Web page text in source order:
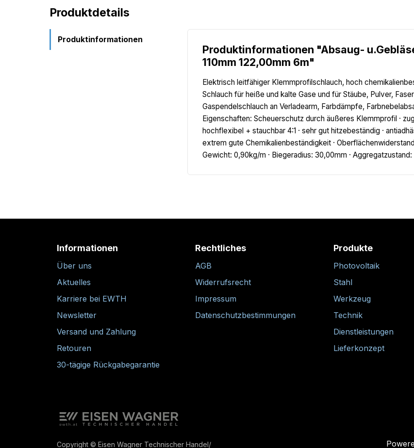
Produktdetails
Produktinformationen
Produktinformationen "Absaug-
110mm 122,00mm 6m"
Elektrisch leitfähiger Klemmprofilschlauch, hoch
Schlauch für heiße und kalte Gase und für Stäube, Pulver,
Gaspendelschlauch an Verladearm, Farbdämpfe,
Eigenschaften: Scheuerschutz durch äußeres Klemmprofil ·
hochflexibel + stauchbar 4:1 · sehr gut hitzebeständig ·
extrem gute Chemikalienbeständigkeit ·
Gewicht: 0,90kg/m · Biegeradius: 30,00mm ·
Informationen
Über uns
Aktuelles
Karriere bei EWTH
Newsletter
Versand und Zahlung
Retouren
30-tägige Rückgabegarantie
Rechtliches
AGB
Widerrufsrecht
Impressum
Datenschutzbestimmungen
Produkte
Photovoltaik
Stahl
Werkzeug
Technik
Dienstleistungen
Lieferkonzept
Copyright © Eisen Wagner Technischer Handel/